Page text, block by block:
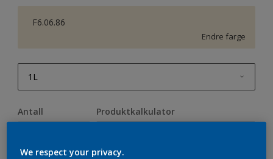
F6.06.86
Endre farge
1L
2,5L
Antall Produktkalkulator
We respect your privacy.